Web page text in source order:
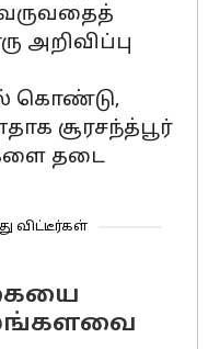
அறிவிப்பு
கொண்டு,
சூரசந்த்பூர்
தடை
விட்டீர்கள்